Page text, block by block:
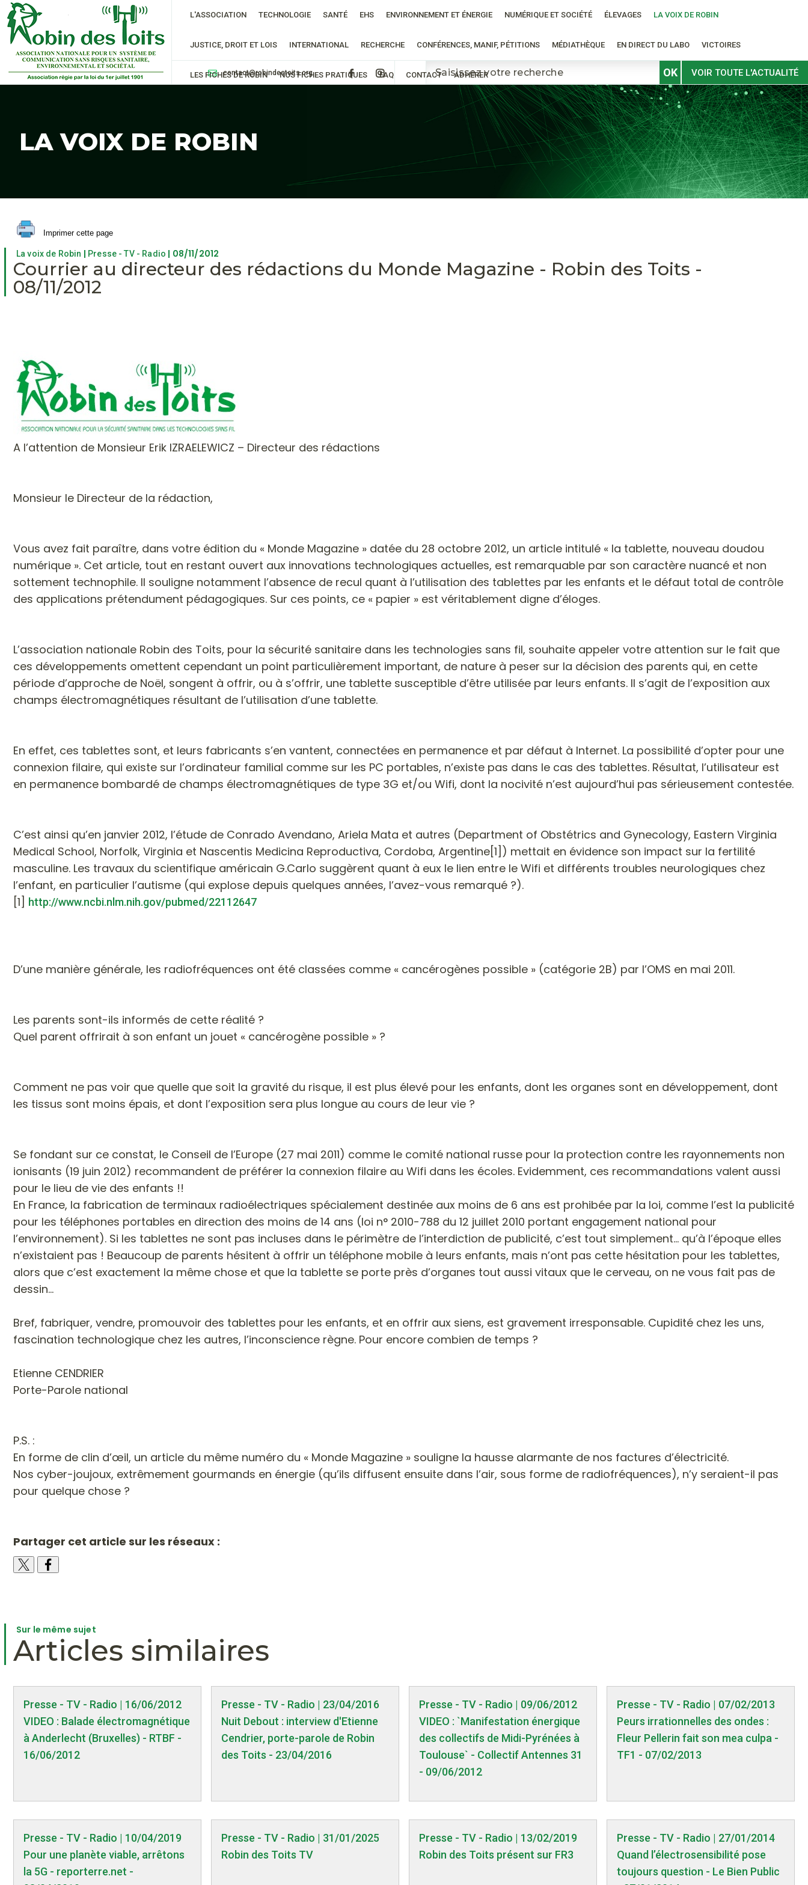
LA VOIX DE ROBIN
L'ASSOCIATION TECHNOLOGIE SANTÉ EHS ENVIRONNEMENT ET ÉNERGIE NUMÉRIQUE ET SOCIÉTÉ ÉLEVAGES LA VOIX DE ROBIN
JUSTICE, DROIT ET LOIS INTERNATIONAL RECHERCHE CONFÉRENCES, MANIF, PÉTITIONS MÉDIATHÈQUE EN DIRECT DU LABO VICTOIRES
LES FICHES DE ROBIN NOS FICHES PRATIQUES FAQ CONTACT ADHÉRER
contact@robindestoits.org OK VOIR TOUTE L'ACTUALITÉ
Imprimer cette page
La voix de Robin | Presse - TV - Radio | 08/11/2012
Courrier au directeur des rédactions du Monde Magazine - Robin des Toits -
08/11/2012
A l’attention de Monsieur Erik IZRAELEWICZ – Directeur des rédactions
Monsieur le Directeur de la rédaction,
Vous avez fait paraître, dans votre édition du « Monde Magazine » datée du 28 octobre 2012, un article intitulé « la tablette, nouveau doudou
numérique ». Cet article, tout en restant ouvert aux innovations technologiques actuelles, est remarquable par son caractère nuancé et non
sottement technophile. Il souligne notamment l’absence de recul quant à l’utilisation des tablettes par les enfants et le défaut total de contrôle
des applications prétendument pédagogiques. Sur ces points, ce « papier » est véritablement digne d’éloges.
L’association nationale Robin des Toits, pour la sécurité sanitaire dans les technologies sans fil, souhaite appeler votre attention sur le fait que
ces développements omettent cependant un point particulièrement important, de nature à peser sur la décision des parents qui, en cette
période d’approche de Noël, songent à offrir, ou à s’offrir, une tablette susceptible d’être utilisée par leurs enfants. Il s’agit de l’exposition aux
champs électromagnétiques résultant de l’utilisation d’une tablette.
En effet, ces tablettes sont, et leurs fabricants s’en vantent, connectées en permanence et par défaut à Internet. La possibilité d’opter pour une
connexion filaire, qui existe sur l’ordinateur familial comme sur les PC portables, n’existe pas dans le cas des tablettes. Résultat, l’utilisateur est
en permanence bombardé de champs électromagnétiques de type 3G et/ou Wifi, dont la nocivité n’est aujourd’hui pas sérieusement contestée.
C’est ainsi qu’en janvier 2012, l’étude de Conrado Avendano, Ariela Mata et autres (Department of Obstétrics and Gynecology, Eastern Virginia
Medical School, Norfolk, Virginia et Nascentis Medicina Reproductiva, Cordoba, Argentine[1]) mettait en évidence son impact sur la fertilité
masculine. Les travaux du scientifique américain G.Carlo suggèrent quant à eux le lien entre le Wifi et différents troubles neurologiques chez
l’enfant, en particulier l’autisme (qui explose depuis quelques années, l’avez-vous remarqué ?).
[1] http://www.ncbi.nlm.nih.gov/pubmed/22112647
D’une manière générale, les radiofréquences ont été classées comme « cancérogènes possible » (catégorie 2B) par l’OMS en mai 2011.
Les parents sont-ils informés de cette réalité ?
Quel parent offrirait à son enfant un jouet « cancérogène possible » ?
Comment ne pas voir que quelle que soit la gravité du risque, il est plus élevé pour les enfants, dont les organes sont en développement, dont
les tissus sont moins épais, et dont l’exposition sera plus longue au cours de leur vie ?
Se fondant sur ce constat, le Conseil de l’Europe (27 mai 2011) comme le comité national russe pour la protection contre les rayonnements non
ionisants (19 juin 2012) recommandent de préférer la connexion filaire au Wifi dans les écoles. Evidemment, ces recommandations valent aussi
pour le lieu de vie des enfants !!
En France, la fabrication de terminaux radioélectriques spécialement destinée aux moins de 6 ans est prohibée par la loi, comme l’est la publicité
pour les téléphones portables en direction des moins de 14 ans (loi n° 2010-788 du 12 juillet 2010 portant engagement national pour
l’environnement). Si les tablettes ne sont pas incluses dans le périmètre de l’interdiction de publicité, c’est tout simplement… qu’à l’époque elles
n’existaient pas ! Beaucoup de parents hésitent à offrir un téléphone mobile à leurs enfants, mais n’ont pas cette hésitation pour les tablettes,
alors que c’est exactement la même chose et que la tablette se porte près d’organes tout aussi vitaux que le cerveau, on ne vous fait pas de
dessin…
Bref, fabriquer, vendre, promouvoir des tablettes pour les enfants, et en offrir aux siens, est gravement irresponsable. Cupidité chez les uns,
fascination technologique chez les autres, l’inconscience règne. Pour encore combien de temps ?
Etienne CENDRIER
Porte-Parole national
P.S. :
En forme de clin d’œil, un article du même numéro du « Monde Magazine » souligne la hausse alarmante de nos factures d’électricité.
Nos cyber-joujoux, extrêmement gourmands en énergie (qu’ils diffusent ensuite dans l’air, sous forme de radiofréquences), n’y seraient-il pas
pour quelque chose ?
Partager cet article sur les réseaux :
Sur le même sujet
Articles similaires
Presse - TV - Radio | 16/06/2012
VIDEO : Balade électromagnétique
à Anderlecht (Bruxelles) - RTBF -
16/06/2012
Presse - TV - Radio | 23/04/2016
Nuit Debout : interview d'Etienne
Cendrier, porte-parole de Robin
des Toits - 23/04/2016
Presse - TV - Radio | 09/06/2012
VIDEO : `Manifestation énergique
des collectifs de Midi-Pyrénées à
Toulouse` - Collectif Antennes 31
- 09/06/2012
Presse - TV - Radio | 07/02/2013
Peurs irrationnelles des ondes :
Fleur Pellerin fait son mea culpa -
TF1 - 07/02/2013
Presse - TV - Radio | 10/04/2019
Pour une planète viable, arrêtons
la 5G - reporterre.net -
Presse - TV - Radio | 31/01/2025
Robin des Toits TV
Presse - TV - Radio | 13/02/2019
Robin des Toits présent sur FR3
Presse - TV - Radio | 27/01/2014
Quand l’électrosensibilité pose
toujours question - Le Bien Public